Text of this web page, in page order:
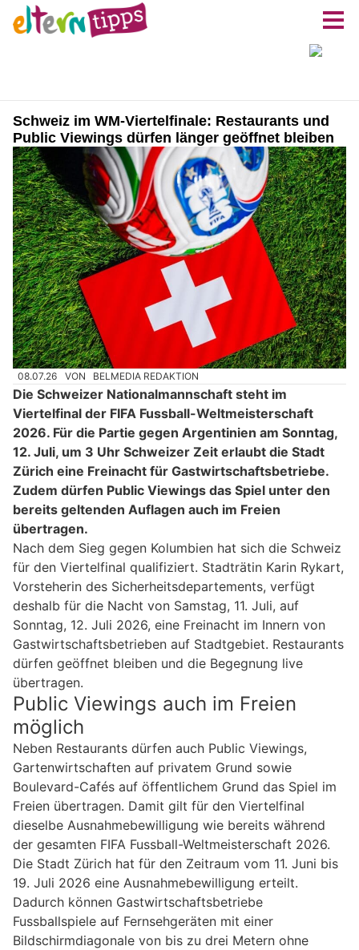
Schweiz im WM-Viertelfinale: Restaurants und
Public Viewings dürfen länger geöffnet bleiben
08.07.26 VON BELMEDIA REDAKTION
Die Schweizer Nationalmannschaft steht im
Viertelfinal der FIFA Fussball-Weltmeisterschaft
2026. Für die Partie gegen Argentinien am Sonntag,
12. Juli, um 3 Uhr Schweizer Zeit erlaubt die Stadt
Zürich eine Freinacht für Gastwirtschaftsbetriebe.
Zudem dürfen Public Viewings das Spiel unter den
bereits geltenden Auflagen auch im Freien
übertragen.
Nach dem Sieg gegen Kolumbien hat sich die Schweiz
für den Viertelfinal qualifiziert. Stadträtin Karin Rykart,
Vorsteherin des Sicherheitsdepartements, verfügt
deshalb für die Nacht von Samstag, 11. Juli, auf
Sonntag, 12. Juli 2026, eine Freinacht im Innern von
Gastwirtschaftsbetrieben auf Stadtgebiet. Restaurants
dürfen geöffnet bleiben und die Begegnung live
übertragen.
Public Viewings auch im Freien
möglich
Neben Restaurants dürfen auch Public Viewings,
Gartenwirtschaften auf privatem Grund sowie
Boulevard-Cafés auf öffentlichem Grund das Spiel im
Freien übertragen. Damit gilt für den Viertelfinal
dieselbe Ausnahmebewilligung wie bereits während
der gesamten FIFA Fussball-Weltmeisterschaft 2026.
Die Stadt Zürich hat für den Zeitraum vom 11. Juni bis
19. Juli 2026 eine Ausnahmebewilligung erteilt.
Dadurch können Gastwirtschaftsbetriebe
Fussballspiele auf Fernsehgeräten mit einer
Bildschirmdiagonale von bis zu drei Metern ohne